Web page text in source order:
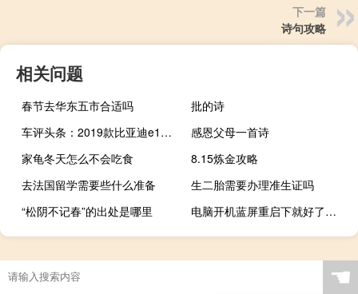
下一篇
诗句攻略
相关问题
春节去华东五市合适吗
批的诗
车评头条：2019款比亚迪e1日常实用性测试报告
感恩父母一首诗
家龟冬天怎么不会吃食
8.15炼金攻略
去法国留学需要些什么准备
生二胎需要办理准生证吗
“松阴不记春”的出处是哪里
电脑开机蓝屏重启下就好了（电脑开机蓝屏重启）
☚